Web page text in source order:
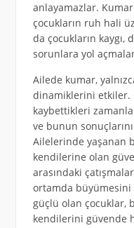
anlayamazlar.
çocukların ruh hali
da çocukların kaygı,
sorunlara yol
Ailede kumar,
dinamiklerini etkiler.
kaybettikleri
ve bunun
Ailelerinde yaşanan
kendilerine olan
arasındaki
ortamda büyümesini
güçlü olan çocuklar,
kendilerini güvende